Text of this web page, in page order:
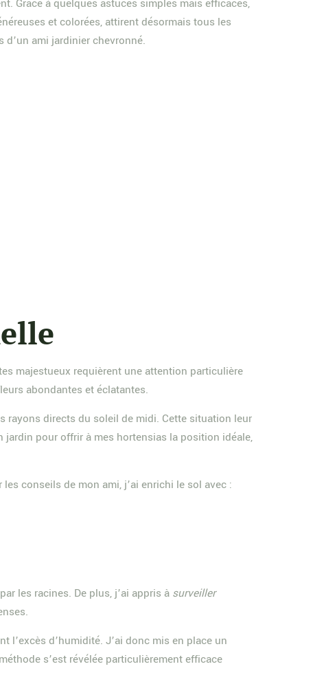
Grâce à quelques astuces simples mais efficaces,
et colorées, attirent désormais tous les
ami jardinier chevronné.
majestueux requièrent une attention particulière
abondantes et éclatantes.
rayons directs du soleil de midi. Cette situation leur
jardin pour offrir à mes hortensias la position idéale,
conseils de mon ami, j’ai enrichi le sol avec :
les racines. De plus, j’ai appris à surveiller
l’excès d’humidité. J’ai donc mis en place un
s’est révélée particulièrement efficace